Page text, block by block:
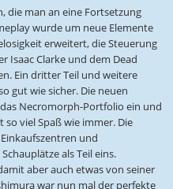
die man an eine Fortsetzung
wurde um neue Elemente
erweitert, die Steuerung
Isaac Clarke und dem Dead
Ein dritter Teil und weitere
gut wie sicher. Die neuen
Necromorph-Portfolio ein und
so viel Spaß wie immer. Die
und
als Teil eins.
aber auch etwas von seiner
war nun mal der perfekte